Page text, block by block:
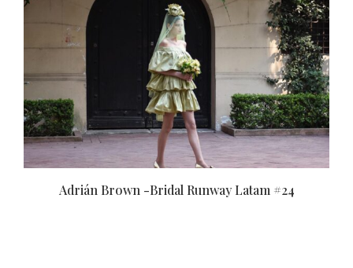
Adrián Brown -Bridal Runway Latam #24